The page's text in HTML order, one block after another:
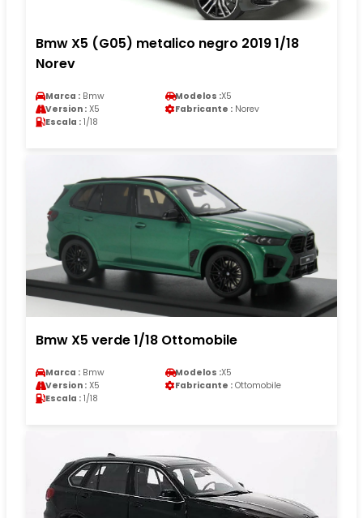
Bmw X5 (G05) metalico negro 2019 1/18
Norev
Marca : Bmw Modelos :X5
Version : X5 Fabricante : Norev
Escala : 1/18
Bmw X5 verde 1/18 Ottomobile
Marca : Bmw Modelos :X5
Version : X5 Fabricante : Ottomobile
Escala : 1/18